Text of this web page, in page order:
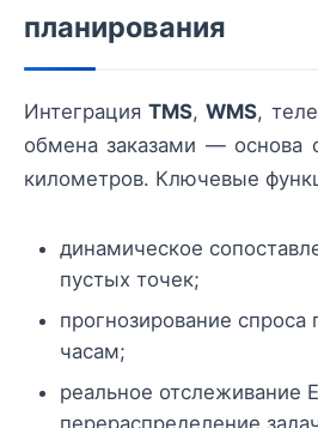
планирования
ИнтеграцияTMS,WMS,
обмена заказами — основа
километров. Ключевые
динамическое
пустых точек;
прогнозирование спроса
часам;
реальное отслеживание
перераспределение